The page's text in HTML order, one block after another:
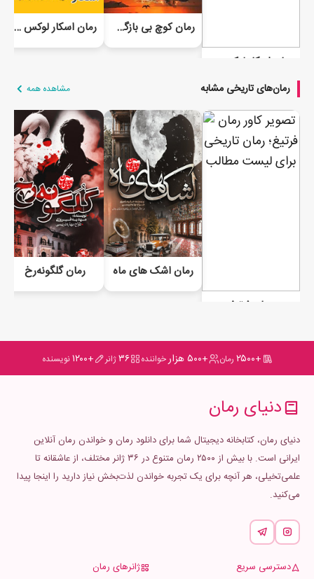
رمان کوچ بی بازگشت پرستوها رمان اسکار لوکس ترین خانه می رسد به...
رمان‌های تاریخی مشابه مشاهده همه
رمان فرتیغ
رمان اشک های ماه رمان گلگونه‌رخ
+۲۵۰۰ رمان +۵۰۰ هزار خواننده ۳۶ژانر +۱۲۰۰ نویسنده
دنیای رمان
دنیای رمان، کتابخانه دیجیتال شما برای دانلود رمان و خواندن رمان آنلاین
ایرانی است. با بیش از ۲۵۰۰ رمان متنوع در ۳۶ ژانر مختلف، از عاشقانه تا
علمی‌تخیلی، هر آنچه برای یک تجربه خواندن لذت‌بخش نیاز دارید را اینجا پیدا
می‌کنید.
دسترسی سریع ژانرهای رمان